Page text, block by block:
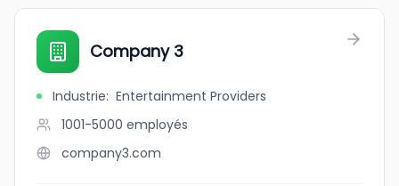
Company 3
Industrie: Entertainment Providers
1001-5000 employés
company3.com